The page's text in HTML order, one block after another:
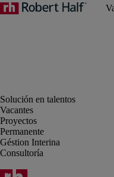
Vacantes
Proyectos
Permanente
Géstion Interina
Consultoría